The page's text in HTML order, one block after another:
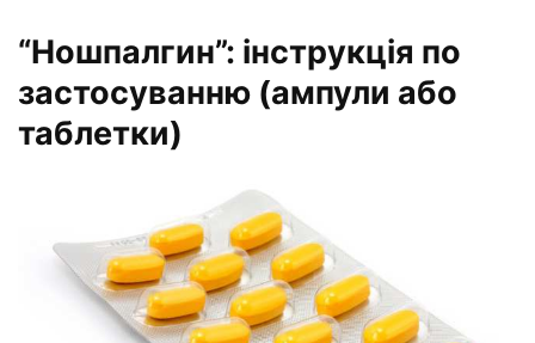
“Ношпалгин”: інструкція по
застосуванню (ампули або
таблетки)